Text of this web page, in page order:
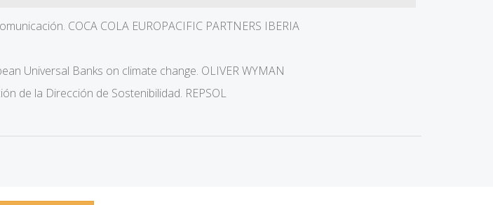
COCA COLA EUROPACIFIC PARTNERS IBERIA
Universal Banks on climate change. OLIVER WYMAN
de la Dirección de Sostenibilidad. REPSOL